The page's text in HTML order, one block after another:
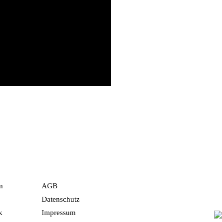
AGB
Datenschutz
Impressum